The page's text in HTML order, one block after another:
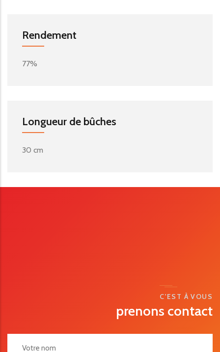
Rendement
77%
Longueur de bûches
30 cm
C'EST À VOUS
prenons contact